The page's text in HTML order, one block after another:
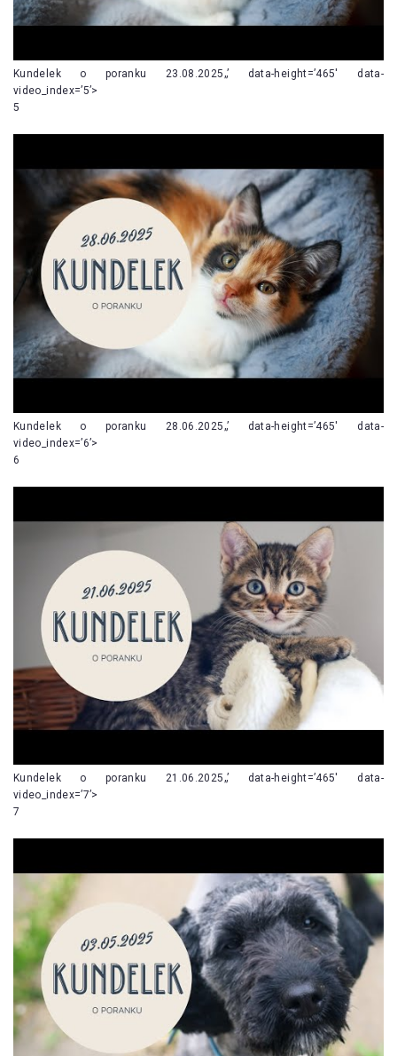
Kundelek o poranku 23.08.2025„’ data-height=’465′ data-
video_index=’5’>
5
Kundelek o poranku 28.06.2025„’ data-height=’465′ data-
video_index=’6’>
6
Kundelek o poranku 21.06.2025„’ data-height=’465′ data-
video_index=’7’>
7